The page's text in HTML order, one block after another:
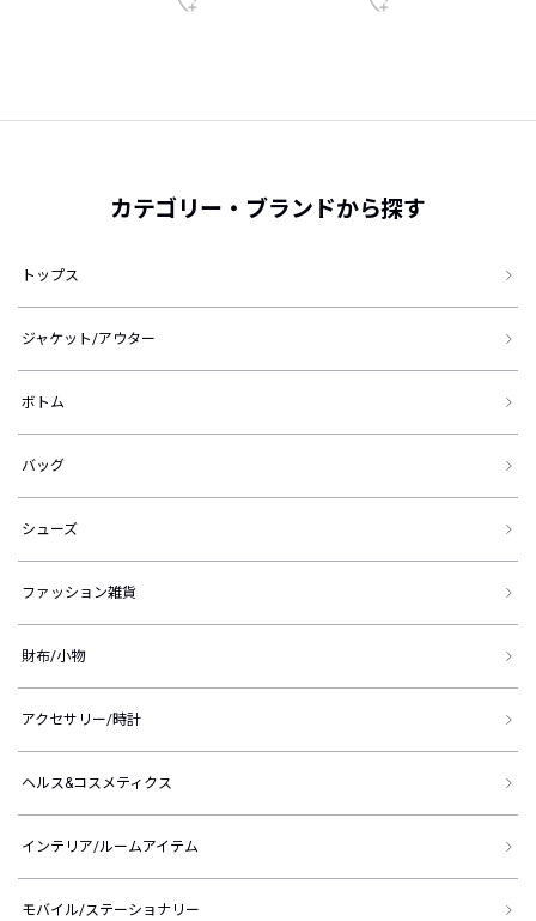
カテゴリー・ブランドから探す
トップス
ジャケット/アウター
ボトム
バッグ
シューズ
ファッション雑貨
財布/小物
アクセサリー/時計
ヘルス&コスメティクス
インテリア/ルームアイテム
モバイル/ステーショナリー